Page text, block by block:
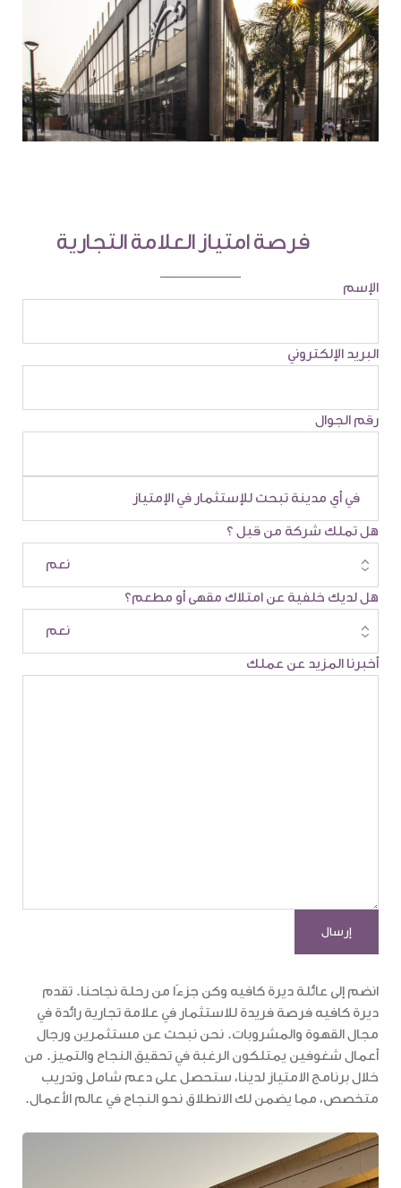
فرصة امتياز العلامة التجارية
الإسم
البريد الإلكتروني
رقم الجوال
هل تملك شركة من قبل ؟
هل لديك خلفية عن امتلاك مقهى أو مطعم؟
أخبرنا المزيد عن عملك
انضم إلى عائلة ديرة كافيه وكن جزءًا من رحلة نجاحنا. تقدم
ديرة كافيه فرصة فريدة للاستثمار في علامة تجارية رائدة في
مجال القهوة والمشروبات. نحن نبحث عن مستثمرين ورجال
أعمال شغوفين يمتلكون الرغبة في تحقيق النجاح والتميز. من
خلال برنامج الامتياز لدينا، ستحصل على دعم شامل وتدريب
متخصص، مما يضمن لك الانطلاق نحو النجاح في عالم الأعمال.